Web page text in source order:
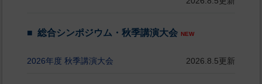
総合シンポジウム・秋季講演大会 NEW
2026年度 秋季講演大会 2026.8.5更新